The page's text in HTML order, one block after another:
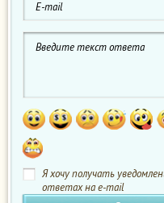
Я хочу получать
ответах на e-mail